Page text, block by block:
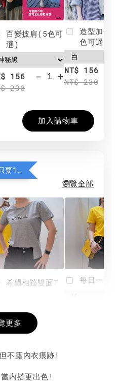
百變披肩(5色可
選)
156
230
- +
造型加分
色可選)
NT$ 156
NT$ 230
加入購物車
加購 MIT防曬透氣棉T 只要190元
瀏覽全部
希望相隨雙面T
190
-
每日一笑
更多
不露內衣痕跡!
內搭更出色!